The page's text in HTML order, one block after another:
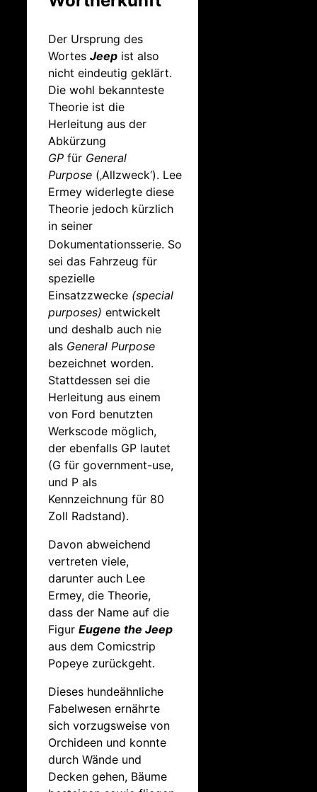
Der Ursprung des
Wortes Jeep ist also
nicht eindeutig geklärt.
Die wohl bekannteste
Theorie ist die
Herleitung aus der
Abkürzung
GP für General
Purpose (‚Allzweck‘). Lee
Ermey widerlegte diese
Theorie jedoch kürzlich
in seiner
Dokumentationsserie. So
sei das Fahrzeug für
spezielle
Einsatzzwecke (special
purposes) entwickelt
und deshalb auch nie
als General Purpose
bezeichnet worden.
Stattdessen sei die
Herleitung aus einem
von Ford benutzten
Werkscode möglich,
der ebenfalls GP lautet
(G für government-use,
und P als
Kennzeichnung für 80
Zoll Radstand).
Davon abweichend
vertreten viele,
darunter auch Lee
Ermey, die Theorie,
dass der Name auf die
Figur Eugene the Jeep
aus dem Comicstrip
Popeye zurückgeht.
Dieses hundeähnliche
Fabelwesen ernährte
sich vorzugsweise von
Orchideen und konnte
durch Wände und
Decken gehen, Bäume